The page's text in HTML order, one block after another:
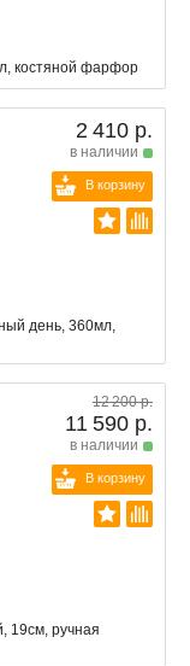
костяной фарфор
2 410 р.
в наличии
В корзину
день, 360мл,
12 200 р.
11 590 р.
в наличии
В корзину
19см, ручная